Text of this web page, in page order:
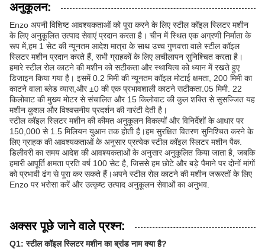
अनुकूलन:
Enzo अपनी विशिष्ट आवश्यकताओं को पूरा करने के लिए स्टील कॉइल स्लिटर मशीन
के लिए अनुकूलित उत्पाद सेवाएं प्रदान करता है। चीन में स्थित एक अग्रणी निर्माता के
रूप में,हम 1 सेट की न्यूनतम आदेश मात्रा के साथ उच्च गुणवत्ता वाले स्टील कॉइल
स्लिटर मशीन प्रदान करते हैं, सभी ग्राहकों के लिए लचीलापन सुनिश्चित करता है।
हमारे स्टील रोल काटने की मशीन को सटीकता और स्थायित्व को ध्यान में रखते हुए
डिजाइन किया गया है। इसमें 0.2 मिमी की न्यूनतम कॉइल मोटाई क्षमता, 200 मिमी का
काटने वाला ब्लेड व्यास,और ±0 की एक प्रभावशाली काटने सटीकता.05 मिमी. 22
किलोवाट की मुख्य मोटर से संचालित और 15 किलोवाट की कुल शक्ति से सुसज्जित यह
मशीन कुशल और विश्वसनीय प्रदर्शन की गारंटी देती है।
स्टील कॉइल स्लिटर मशीन की कीमत अनुकूलन विकल्पों और विनिर्देशों के आधार पर
150,000 से 1.5 मिलियन युआन तक होती है।हम सुरक्षित वितरण सुनिश्चित करने के
लिए ग्राहक की आवश्यकताओं के अनुसार प्रत्येक स्टील कॉइल स्लिटर मशीन पैक.
डिलीवरी का समय आदेश की आवश्यकताओं के अनुसार अनुकूलित किया जाता है, जबकि
हमारी आपूर्ति क्षमता प्रति वर्ष 100 सेट है, जिससे हम छोटे और बड़े पैमाने पर दोनों मांगों
को प्रभावी ढंग से पूरा कर सकते हैं।अपने स्टील रोल काटने की मशीन जरूरतों के लिए
Enzo पर भरोसा करें और उत्कृष्ट उत्पाद अनुकूलन सेवाओं का अनुभव.
अक्सर पूछे जाने वाले प्रश्न:
Q1: स्टील कॉइल स्लिटर मशीन का ब्रांड नाम क्या है?